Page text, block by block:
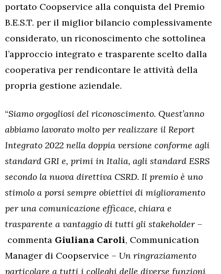
portato Coopservice alla conquista del Premio
B.E.S.T. per il miglior bilancio complessivamente
considerato, un riconoscimento che sottolinea
l’approccio integrato e trasparente scelto dalla
cooperativa per rendicontare le attività della
propria gestione aziendale.
“Siamo orgogliosi del riconoscimento. Quest’anno
abbiamo lavorato molto per realizzare il Report
Integrato 2022 nella doppia versione conforme agli
standard GRI e, primi in Italia, agli standard ESRS
secondo la nuova direttiva CSRD. Il premio è uno
stimolo a porsi sempre obiettivi di miglioramento
per una comunicazione efficace, chiara e
trasparente a vantaggio di tutti gli stakeholder –
commenta Giuliana Caroli, Communication
Manager di Coopservice – Un ringraziamento
particolare a tutti i colleghi delle diverse funzioni